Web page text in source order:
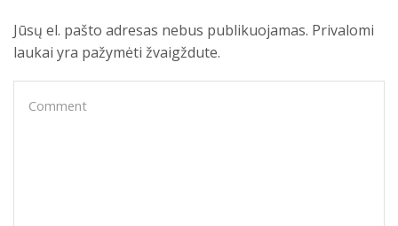
Jūsų el. pašto adresas nebus publikuojamas. Privalomi
laukai yra pažymėti žvaigždute.